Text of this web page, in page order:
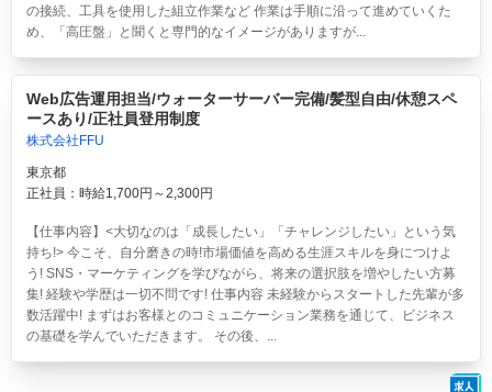
の接続、工具を使用した組立作業など 作業は手順に沿って進めていくた
め、「高圧盤」と聞くと専門的なイメージがありますが...
Web広告運用担当/ウォーターサーバー完備/髪型自由/休憩スペ
ースあり/正社員登用制度
株式会社FFU
東京都
正社員：時給1,700円～2,300円
【仕事内容】<大切なのは「成長したい」「チャレンジしたい」という気
持ち!> 今こそ、自分磨きの時!市場価値を高める生涯スキルを身につけよ
う! SNS・マーケティングを学びながら、将来の選択肢を増やしたい方募
集! 経験や学歴は一切不問です! 仕事内容 未経験からスタートした先輩が多
数活躍中! まずはお客様とのコミュニケーション業務を通じて、ビジネス
の基礎を学んでいただきます。 その後、...